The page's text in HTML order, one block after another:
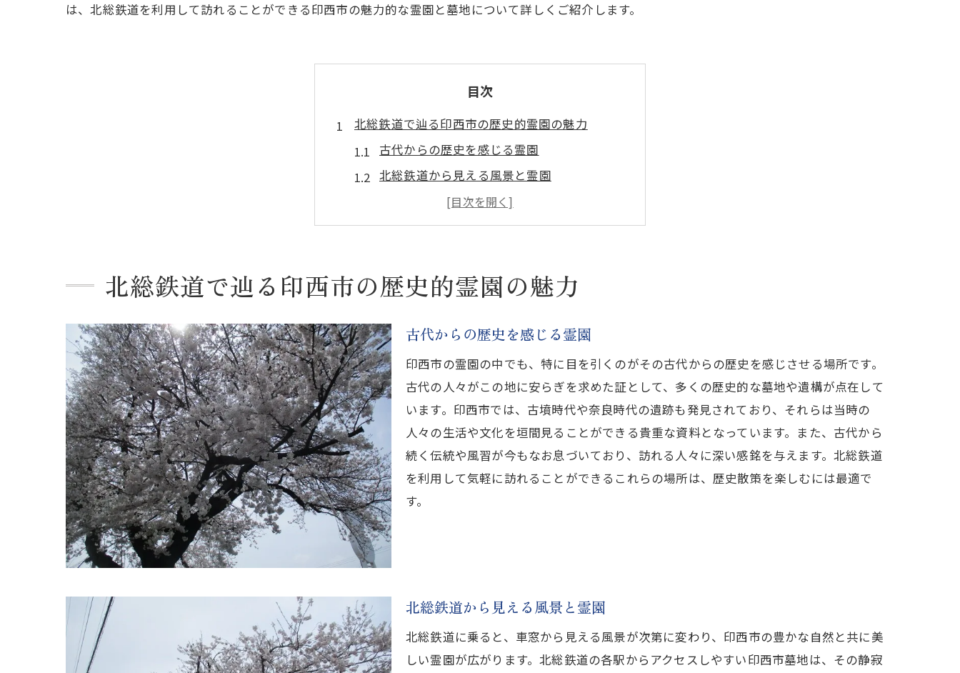
は、北総鉄道を利用して訪れることができる印西市の魅力的な霊園と墓地について詳しくご紹介します。
目次
北総鉄道で辿る印西市の歴史的霊園の魅力
古代からの歴史を感じる霊園
北総鉄道から見える風景と霊園
印西市の歴史的墓地の見どころ
霊園に隠された印西市の物語
北総鉄道で辿る印西市の歴史的霊園の魅力
古代からの歴史を感じる霊園
印西市の霊園の中でも、特に目を引くのがその古代からの歴史を感じさせる場所です。
古代の人々がこの地に安らぎを求めた証として、多くの歴史的な墓地や遺構が点在して
います。印西市では、古墳時代や奈良時代の遺跡も発見されており、それらは当時の
人々の生活や文化を垣間見ることができる貴重な資料となっています。また、古代から
続く伝統や風習が今もなお息づいており、訪れる人々に深い感銘を与えます。北総鉄道
を利用して気軽に訪れることができるこれらの場所は、歴史散策を楽しむには最適で
す。
北総鉄道から見える風景と霊園
北総鉄道に乗ると、車窓から見える風景が次第に変わり、印西市の豊かな自然と共に美
しい霊園が広がります。北総鉄道の各駅からアクセスしやすい印西市墓地は、その静寂